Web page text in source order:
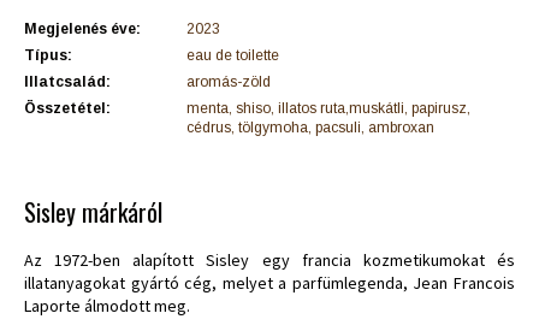
Megjelenés éve:
2023
Típus:
eau de toilette
Illatcsalád:
aromás-zöld
Összetétel:
menta, shiso, illatos ruta,muskátli, papirusz,
cédrus, tölgymoha, pacsuli, ambroxan
Sisley márkáról
Az 1972-ben alapított Sisley egy francia kozmetikumokat és
illatanyagokat gyártó cég, melyet a parfümlegenda, Jean Francois
Laporte álmodott meg.